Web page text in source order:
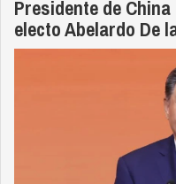
Presidente de
electo Abelardo De